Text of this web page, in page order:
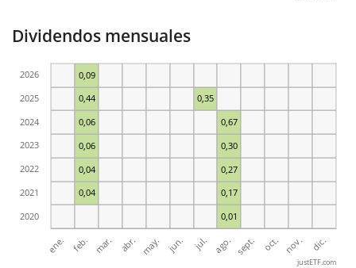
Dividendos mensuales
0,01
0,04 0,17
0,04 0,27
0,06 0,30
0,06 0,67
0,44 0,35
0,09
ene. feb. mar. abr. may. jun. jul. ago. sept. oct. nov. dic.
2020
2021
2022
2023
2024
2025
2026
justETF.com